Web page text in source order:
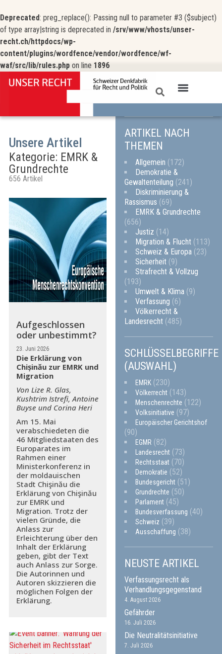
Deprecated: preg_replace(): Passing null to parameter #3 ($subject)
of type array|string is deprecated in /srv/www/vhosts/unser-
recht.ch/httpdocs/wp-
content/plugins/wordfence/vendor/wordfence/wf-
waf/src/lib/rules.php on line 1896
Unsere Artikel
Kategorie: EMRK &
Grundrechte
656 Artikel
Aufgeschlossen
oder unbestimmt?
23. Juni 2026
Die Erklärung von
Chișinău zur EMRK und
Migration
Von Lize R. Glas,
Kushtrim Istrefi, Antoine
Buyse und Corina Heri
Am 15. Mai
verabschiedeten die
46 Mitgliedstaaten des
Europarates im
Rahmen einer
Ministerkonferenz in
der moldauischen
Stadt Chişinău die
Erklärung von Chişinău
zur EMRK und
Migration. Trotz der
vielen Gründe, die
Anlass zur
Erleichterung über den
Inhalt der Erklärung
geben, gibt der Text
auch Anlass zur Sorge.
Die Autorinnen und
Autoren skizzieren die
möglichen Folgen der
Erklärung.
ARTIKEL NACH
THEMEN
Allgemein (172)
Demokratie &
Gewaltenteilung (241)
Diskriminierung &
Rassismus (69)
EMRK & Grundrechte
(656)
Justiz (14)
Migration & Flucht (113)
Schweiz & Europa (23)
Sicherheit (9)
Strafrecht & Vollzug
(193)
Umwelt & Klima (9)
Verfassung (6)
Völkerrecht &
Landesrecht (485)
SCHLÜSSELBEGRIFFE
(AUSWAHL)
EMRK (230)
Völkerrecht (143)
Menschenrechte (122)
Volksinitiative (97)
Europäischer Gerichtshof
(90)
EGMR (82)
Landesrecht (73)
Rechtsstaat (70)
Demokratie (52)
Bundesgericht (51)
Grundrechte (50)
Parlament (45)
Bundesverfassung (40)
Schweiz (39)
Ausschaffung (38)
NEUSTE ARTIKEL
Verfassungsrecht als
Verhandlungsgegenstand
4. August 2026
Gefährder
16. Juli 2026
Die Neutralitätsinitiative
7. Juli 2026